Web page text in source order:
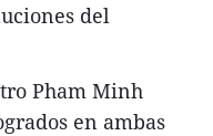
del
Pham Minh
en ambas